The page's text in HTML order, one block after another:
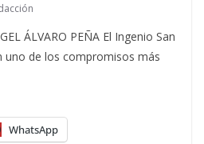
ÁLVARO PEÑA El Ingenio San
uno de los compromisos más
WhatsApp